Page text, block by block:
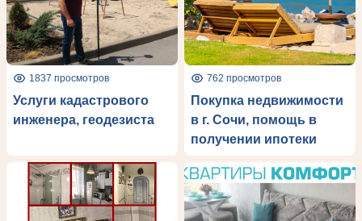
1837 просмотров
Услуги кадастрового
инженера, геодезиста
762 просмотров
Покупка недвижимости
в г. Сочи, помощь в
получении ипотеки